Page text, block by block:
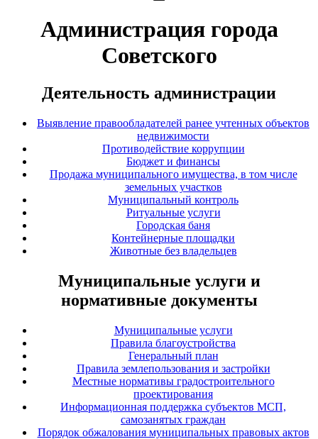
Администрация города
Советского
Деятельность администрации
Выявление правообладателей ранее учтенных объектов
недвижимости
Противодействие коррупции
Бюджет и финансы
Продажа муниципального имущества, в том числе
земельных участков
Муниципальный контроль
Ритуальные услуги
Городская баня
Контейнерные площадки
Животные без владельцев
Муниципальные услуги и
нормативные документы
Муниципальные услуги
Правила благоустройства
Генеральный план
Правила землепользования и застройки
Местные нормативы градостроительного
проектирования
Информационная поддержка субъектов МСП,
самозанятых граждан
Порядок обжалования муниципальных правовых актов